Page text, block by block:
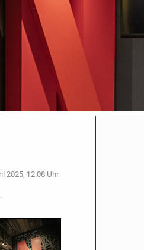
2025, 12:08 Uhr